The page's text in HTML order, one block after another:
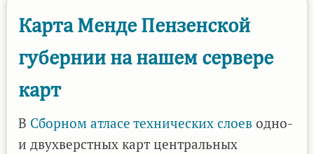
губернии
в
пакете
Map
3/4
Карта Менде Пензенской
губернии на нашем сервере
карт
В Сборном атласе технических слоев одно-
и двухверстных карт центральных